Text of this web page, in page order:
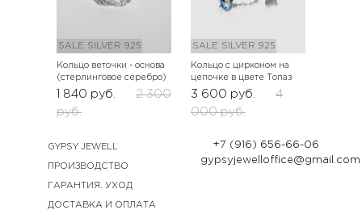
SALE SILVER 925
Кольцо веточки - основа
(стерлинговое серебро)
1 840 руб.
2 300
руб.
SALE SILVER 925
Кольцо с цирконом на
цепочке в цвете Топаз
3 600 руб.
4
000 руб.
GYPSY JEWELL
ПРОИЗВОДСТВО
ГАРАНТИЯ. УХОД
ДОСТАВКА И ОПЛАТА
+7 (916) 656-66-06
gypsyjewelloffice@gmail.com